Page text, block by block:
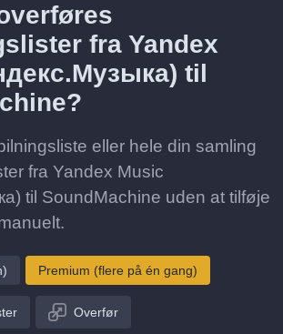
fra Yandex
til
eller hele din samling
fra Yandex Music
til SoundMachine uden at tilføje
Premium (flere på én gang)
Overfør